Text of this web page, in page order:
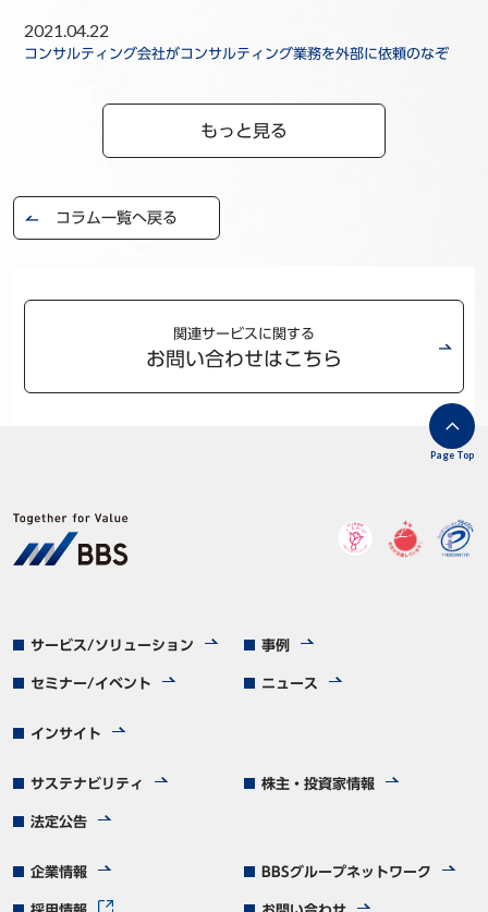
2021.04.22
コンサルティング会社がコンサルティング業務を外部に依頼のなぞ
もっと見る
コラム一覧へ戻る
関連サービスに関する
お問い合わせはこちら
サービス/ソリューション 事例
セミナー/イベント ニュース
インサイト
サステナビリティ 株主・投資家情報
法定公告
企業情報 BBSグループネットワーク
Page Top